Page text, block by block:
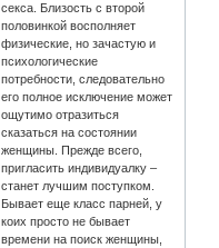
секса. Близость с второй
половинкой восполняет
физические, но зачастую и
психологические
потребности, следовательно
его полное исключение может
ощутимо отразиться
сказаться на состоянии
женщины. Прежде всего,
пригласить индивидуалку –
станет лучшим поступком.
Бывает еще класс парней, у
коих просто не бывает
времени на поиск женщины,